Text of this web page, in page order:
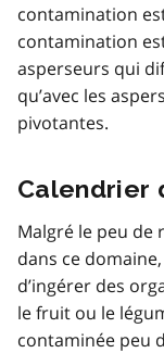
contamination
contamination
asperseurs qui
qu’avec les
pivotantes.
Calendrier
Malgré le peu de
dans ce
d’ingérer des
le fruit ou le
contaminée peu